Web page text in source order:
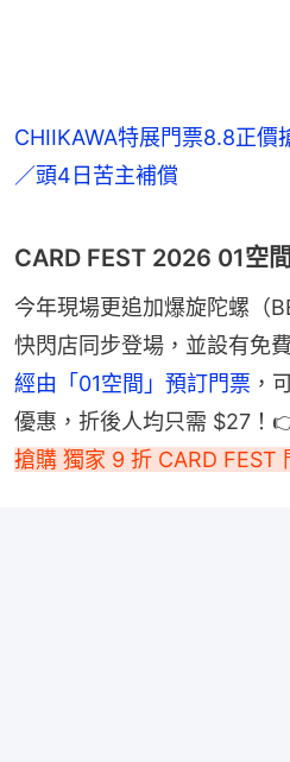
CHIIKAWA特展門票8.8正價
／頭4日苦主補償
CARD FEST 2026 01空
今年現場更追加爆旋陀螺（
快閃店同步登場，並設有免
經由「01空間」預訂門票 ，
優惠，折後人均只需 $27！
搶購 獨家 9 折 CARD FEST